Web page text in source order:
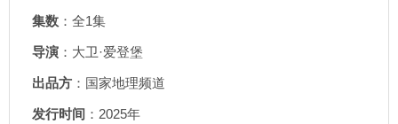
集数 ：全1集
导演 ：大卫·爱登堡
出品方 ：国家地理频道
发行时间 ：2025年